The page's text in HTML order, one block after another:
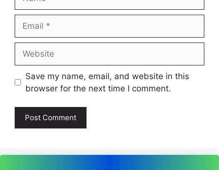
Save my name, email, and website in this
browser for the next time I comment.